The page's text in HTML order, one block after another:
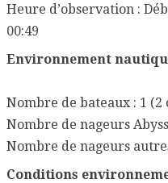
Heure d’observation :
00:49
Environnement
Nombre de bateaux : 1 (2
Nombre de nageurs
Nombre de nageurs
Conditions